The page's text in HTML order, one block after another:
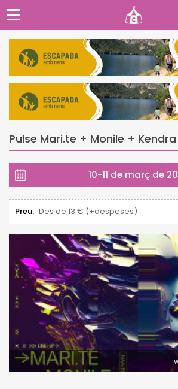
Pulse Mari.te + Monile +
10-11 de març de
Preu: Des de 13 € (+despeses)